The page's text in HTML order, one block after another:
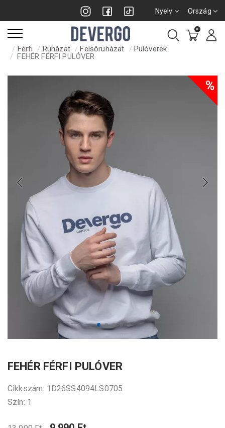
Nyelv Ország
0
Férfi Ruházat Felsőruházat
Pulóverek
FEHÉR FÉRFI PULÓVER
%
FEHÉR FÉRFI PULÓVER
Cikkszám: 1D26SS4094LS0705
Szín: 1